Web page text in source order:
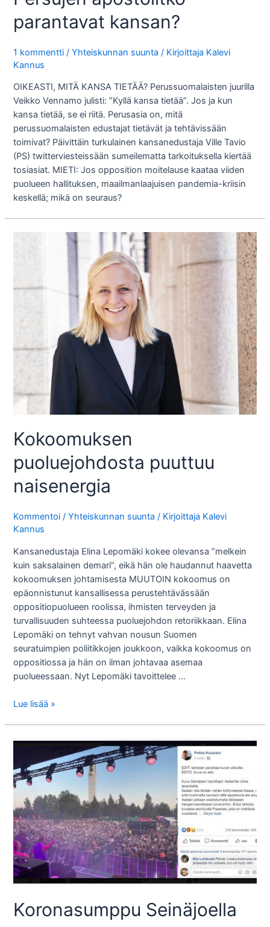
parantavat kansan?
1 kommentti /Yhteiskunnan suunta / Kirjoittaja Kalevi
Kannus
OIKEASTI, MITÄ KANSA TIETÄÄ? Perussuomalaisten juurilla
Veikko Vennamo julisti: ”Kyllä kansa tietää”. Jos ja kun
kansa tietää, se ei riitä. Perusasia on, mitä
perussuomalaisten edustajat tietävät ja tehtävissään
toimivat? Päivittäin turkulainen kansanedustaja Ville Tavio
(PS) twitterviesteissään sumeilematta tarkoituksella kiertää
tosiasiat. MIETI: Jos opposition moitelause kaataa viiden
puolueen hallituksen, maailmanlaajuisen pandemia-kriisin
keskellä; mikä on seuraus?
Kokoomuksen
puoluejohdosta puuttuu
naisenergia
Kommentoi /Yhteiskunnan suunta / Kirjoittaja Kalevi
Kannus
Kansanedustaja Elina Lepomäki kokee olevansa ”melkein
kuin saksalainen demari”, eikä hän ole haudannut haavetta
kokoomuksen johtamisesta MUUTOIN kokoomus on
epäonnistunut kansallisessa perustehtävässään
oppositiopuolueen roolissa, ihmisten terveyden ja
turvallisuuden suhteessa puoluejohdon retoriikkaan. Elina
Lepomäki on tehnyt vahvan nousun Suomen
seuratuimpien poliitikkojen joukkoon, vaikka kokoomus on
oppositiossa ja hän on ilman johtavaa asemaa
puolueessaan. Nyt Lepomäki tavoittelee …
Kokoomuksen
naisenergia
Lue lisää »
Koronasumppu Seinäjoella